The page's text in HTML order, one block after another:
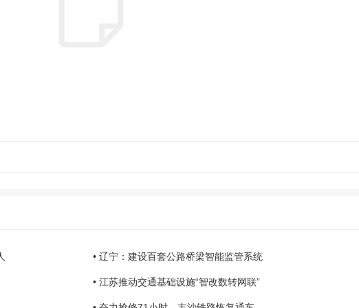
• 辽宁：建设百套公路桥梁智能监管系统
• 江苏推动交通基础设施“智改数转网联”